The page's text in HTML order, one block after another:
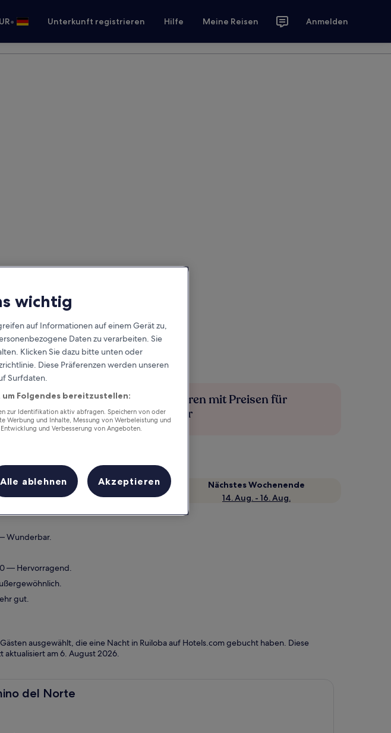
• Unterkunft registrieren Hilfe Meine Reisen Anmelden
für jede
Mehr sparen mit Preisen für
Mitglieder
Dieses Wochenende
7. Aug. - 9. Aug.
Nächstes Wochenende
14. Aug. - 16. Aug.
Wunderbar.
— Hervorragend.
gut.
ausgewählt, die eine Nacht in Ruiloba auf Hotels.com gebucht haben. Diese
aktualisiert am6. August 2026.
del Norte
Norte
wichtig
auf Informationen auf einem Gerät zu,
Daten zu verarbeiten. Sie
Klicken Sie dazu bitte unten oder
Diese Präferenzen werden unseren
Surfdaten.
Folgendes bereitzustellen:
zur Identifikation aktiv abfragen. Speichern von oder
Werbung und Inhalte, Messung von Werbeleistung und
und Verbesserung von Angeboten.
Alle ablehnen Akzeptieren